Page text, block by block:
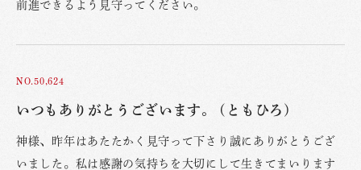
前進できるよう見守ってください。
NO.50,624
いつもありがとうございます。 (ともひろ)
神様、昨年はあたたかく見守って下さり誠にありがとうござ
いました。私は感謝の気持ちを大切にして生きてまいります